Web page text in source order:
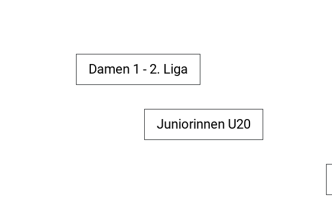
Damen 1 - 2. Liga
Juniorinnen U20